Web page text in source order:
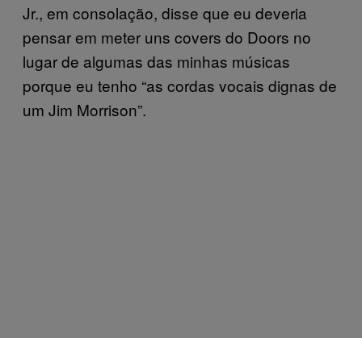
Jr., em consolação, disse que eu deveria
pensar em meter uns covers do Doors no
lugar de algumas das minhas músicas
porque eu tenho “as cordas vocais dignas de
um Jim Morrison”.